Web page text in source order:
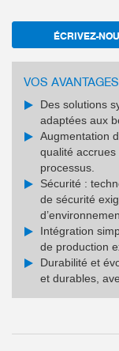
ÉCRIVEZ-
VOS
Des solutions
adaptées aux
Augmentation
qualité
processus.
Sécurité :
de sécurité
Intégration
de production
Durabilité et
et durables,